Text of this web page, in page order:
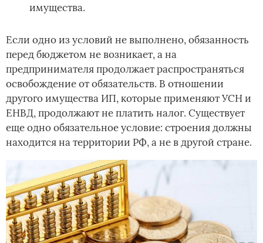
имущества.
Если одно из условий не выполнено, обязанность
перед бюджетом не возникает, а на
предпринимателя продолжает распространяться
освобождение от обязательств. В отношении
другого имущества ИП, которые применяют УСН и
ЕНВД, продолжают не платить налог. Существует
еще одно обязательное условие: строения должны
находится на территории РФ, а не в другой стране.